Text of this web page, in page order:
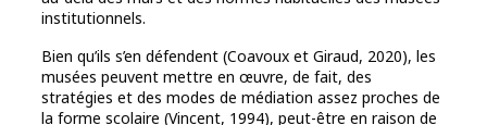
institutionnels.
Bien qu’ils s’en défendent (Coavoux et Giraud, 2020), les
musées peuvent mettre en œuvre, de fait, des
stratégies et des modes de médiation assez proches de
la forme scolaire (Vincent, 1994), peut-être en raison de